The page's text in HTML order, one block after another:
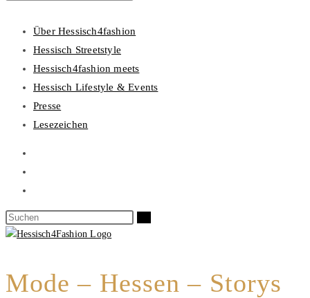
Über Hessisch4fashion
Hessisch Streetstyle
Hessisch4fashion meets
Hessisch Lifestyle & Events
Presse
Lesezeichen
Mode – Hessen – Storys